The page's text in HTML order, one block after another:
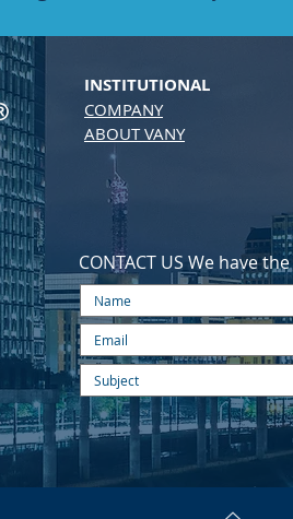
INSTITUTIONAL
COMPANY
ABOUT VANY
CONTACT US We have